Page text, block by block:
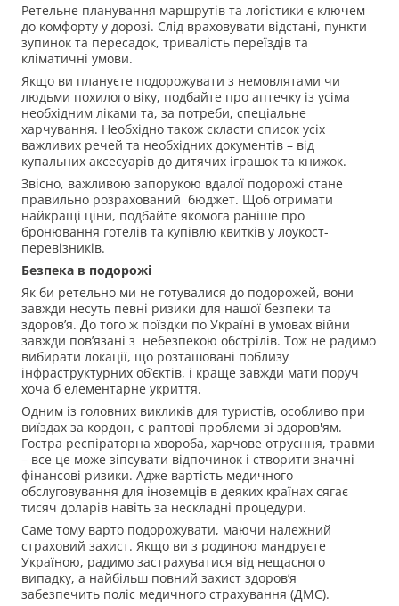
Ретельне планування маршрутів та логістики є ключем
до комфорту у дорозі. Слід враховувати відстані, пункти
зупинок та пересадок, тривалість переїздів та
кліматичні умови.
Якщо ви плануєте подорожувати з немовлятами чи
людьми похилого віку, подбайте про аптечку із усіма
необхідним ліками та, за потреби, спеціальне
харчування. Необхідно також скласти список усіх
важливих речей та необхідних документів – від
купальних аксесуарів до дитячих іграшок та книжок.
Звісно, важливою запорукою вдалої подорожі стане
правильно розрахований бюджет. Щоб отримати
найкращі ціни, подбайте якомога раніше про
бронювання готелів та купівлю квитків у лоукост-
перевізників.
Безпека в подорожі
Як би ретельно ми не готувалися до подорожей, вони
завжди несуть певні ризики для нашої безпеки та
здоров’я. До того ж поїздки по Україні в умовах війни
завжди пов’язані з небезпекою обстрілів. Тож не радимо
вибирати локації, що розташовані поблизу
інфраструктурних об’єктів, і краще завжди мати поруч
хоча б елементарне укриття.
Одним із головних викликів для туристів, особливо при
виїздах за кордон, є раптові проблеми зі здоров'ям.
Гостра респіраторна хвороба, харчове отруєння, травми
– все це може зіпсувати відпочинок і створити значні
фінансові ризики. Адже вартість медичного
обслуговування для іноземців в деяких країнах сягає
тисяч доларів навіть за нескладні процедури.
Саме тому варто подорожувати, маючи належний
страховий захист. Якщо ви з родиною мандруєте
Україною, радимо застрахуватися від нещасного
випадку, а найбільш повний захист здоров’я
забезпечить поліс медичного страхування (ДМС).